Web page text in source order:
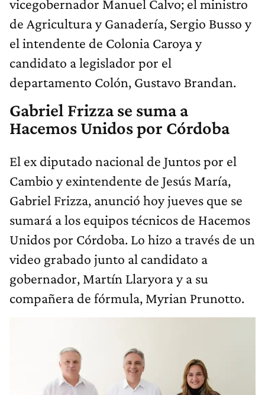
vicegobernador Manuel Calvo; el ministro
de Agricultura y Ganadería, Sergio Busso y
el intendente de Colonia Caroya y
candidato a legislador por el
departamento Colón, Gustavo Brandan.
Gabriel Frizza se suma a
Hacemos Unidos por Córdoba
El ex diputado nacional de Juntos por el
Cambio y exintendente de Jesús María,
Gabriel Frizza, anunció hoy jueves que se
sumará a los equipos técnicos de Hacemos
Unidos por Córdoba. Lo hizo a través de un
video grabado junto al candidato a
gobernador, Martín Llaryora y a su
compañera de fórmula, Myrian Prunotto.